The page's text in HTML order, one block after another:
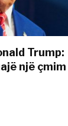
Trump:
një çmim